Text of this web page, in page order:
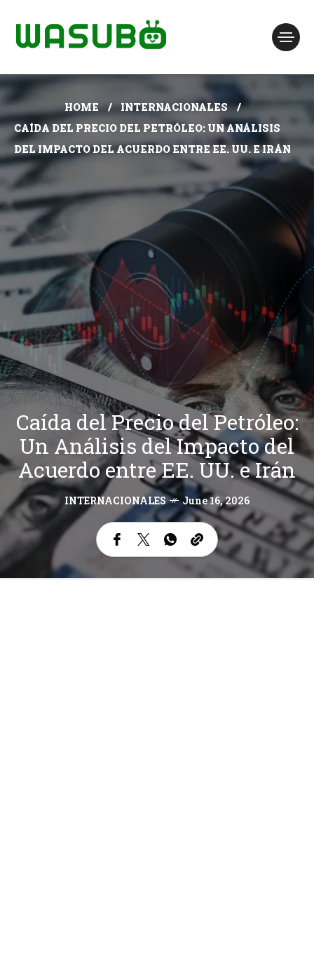
HOME
INTERNACIONALES
CAÍDA DEL PRECIO DEL PETRÓLEO: UN ANÁLISIS
DEL IMPACTO DEL ACUERDO ENTRE EE. UU. E IRÁN
Caída del Precio del Petróleo:
Un Análisis del Impacto del
Acuerdo entre EE. UU. e Irán
INTERNACIONALES June 16, 2026